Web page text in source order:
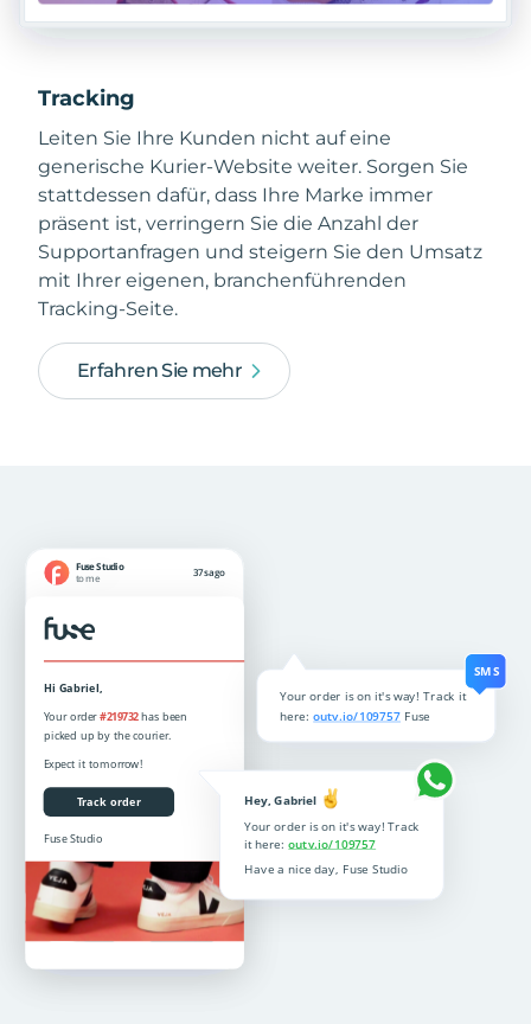
Tracking
Leiten Sie Ihre Kunden nicht auf eine
generische Kurier-Website weiter. Sorgen Sie
stattdessen dafür, dass Ihre Marke immer
präsent ist, verringern Sie die Anzahl der
Supportanfragen und steigern Sie den Umsatz
mit Ihrer eigenen, branchenführenden
Tracking-Seite.
Erfahren Sie mehr